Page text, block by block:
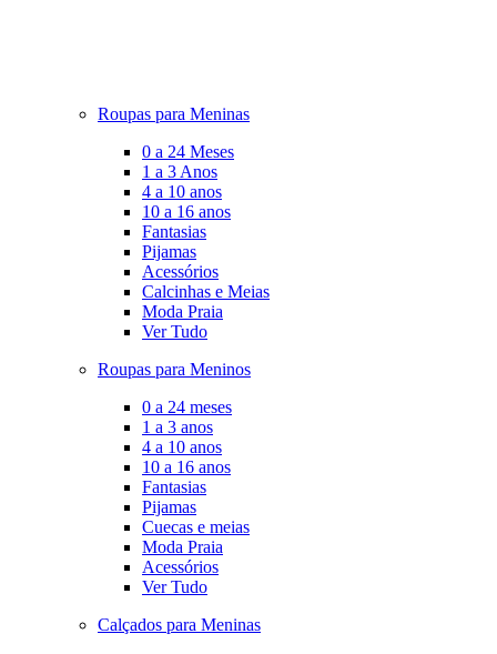
Roupas para Meninas
0 a 24 Meses
1 a 3 Anos
4 a 10 anos
10 a 16 anos
Fantasias
Pijamas
Acessórios
Calcinhas e Meias
Moda Praia
Ver Tudo
Roupas para Meninos
0 a 24 meses
1 a 3 anos
4 a 10 anos
10 a 16 anos
Fantasias
Pijamas
Cuecas e meias
Moda Praia
Acessórios
Ver Tudo
Calçados para Meninas